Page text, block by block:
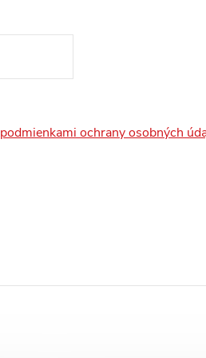
podmienkami ochrany osobných